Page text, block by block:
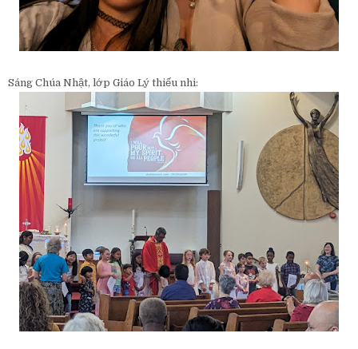
Sáng Chúa Nhật, lớp Giáo Lý thiếu nhi: